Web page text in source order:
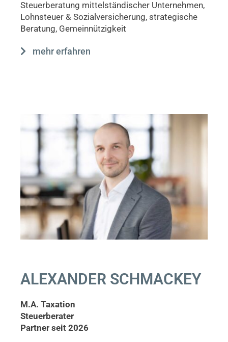
Steuerberatung mittelständischer Unternehmen,
Lohnsteuer & Sozialversicherung, strategische
Beratung, Gemeinnützigkeit
mehr erfahren
ALEXANDER SCHMACKEY
M.A. Taxation
Steuerberater
Partner seit 2026